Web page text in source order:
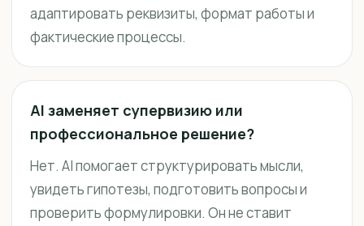
адаптировать реквизиты, формат работы и
фактические процессы.
AI заменяет супервизию или
профессиональное решение?
Нет. AI помогает структурировать мысли,
увидеть гипотезы, подготовить вопросы и
проверить формулировки. Он не ставит